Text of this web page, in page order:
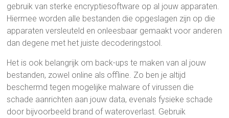
gebruik van sterke encryptiesoftware op al jouw apparaten.
Hiermee worden alle bestanden die opgeslagen zijn op die
apparaten versleuteld en onleesbaar gemaakt voor anderen
dan degene met het juiste decoderingstool.
Het is ook belangrijk om back-ups te maken van al jouw
bestanden, zowel online als offline. Zo ben je altijd
beschermd tegen mogelijke malware of virussen die
schade aanrichten aan jouw data, evenals fysieke schade
door bijvoorbeeld brand of wateroverlast. Gebruik